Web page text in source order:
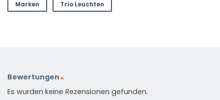
Marken Trio Leuchten
Bewertungen
Es wurden keine Rezensionen gefunden.